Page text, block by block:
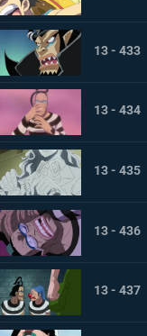
13 - 433
13 - 434
13 - 435
13 - 436
13 - 437